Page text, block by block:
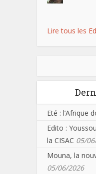
Lire tous les
Eté : l’Afrique
Edito :
la CISAC 05/
Mouna, la
05/06/2026